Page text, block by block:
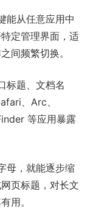
能从任意应用中
定管理界面，适
间频繁切换。
标题、文档名
、Arc、
等应用暴露
母，就能逐步缩
页标题，对长文
用。